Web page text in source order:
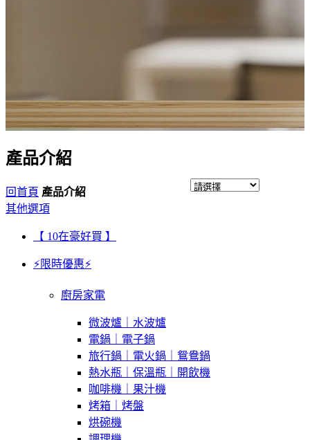
產品介紹
回首頁 產品介紹
其他選項
【 10在豪好買 】
⚡限時優惠⚡
廚房家電
微波爐｜水波爐
電鍋｜電子鍋
旅行鍋｜電火鍋｜鴛鴦鍋
熱水瓶｜保溫瓶｜開飲機
咖啡機｜果汁機
烤箱｜烤盤
烘碗機